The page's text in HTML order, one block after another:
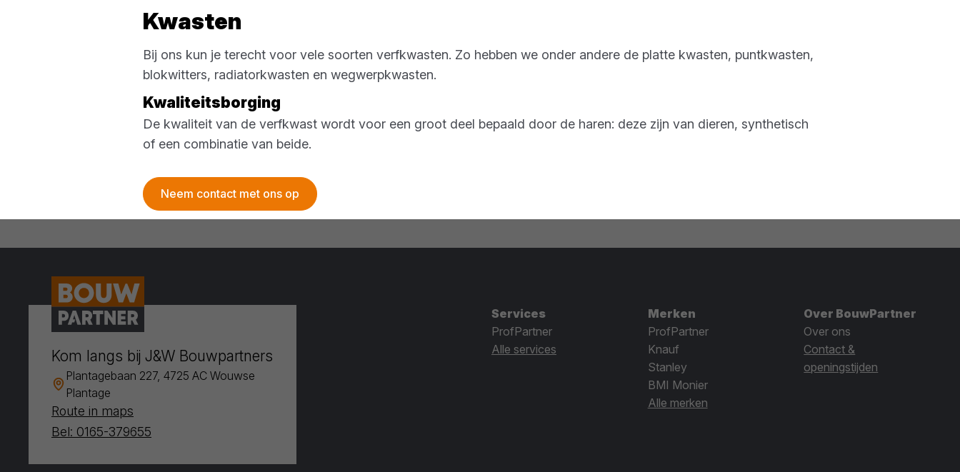
Kwasten
Bij ons kun je terecht voor vele soorten verfkwasten. Zo hebben we onder andere de platte kwasten, puntkwasten,
blokwitters, radiatorkwasten en wegwerpkwasten.
Kwaliteitsborging
De kwaliteit van de verfkwast wordt voor een groot deel bepaald door de haren: deze zijn van dieren, synthetisch
of een combinatie van beide.
Neem contact met ons op
Kom langs bij J&W Bouwpartners
Plantagebaan 227, 4725 AC Wouwse
Plantage
Route in maps
Bel: 0165-379655
Services
ProfPartner
Alle services
Merken
ProfPartner
Knauf
Stanley
BMI Monier
Alle merken
Over BouwPartner
Over ons
Contact &
openingstijden